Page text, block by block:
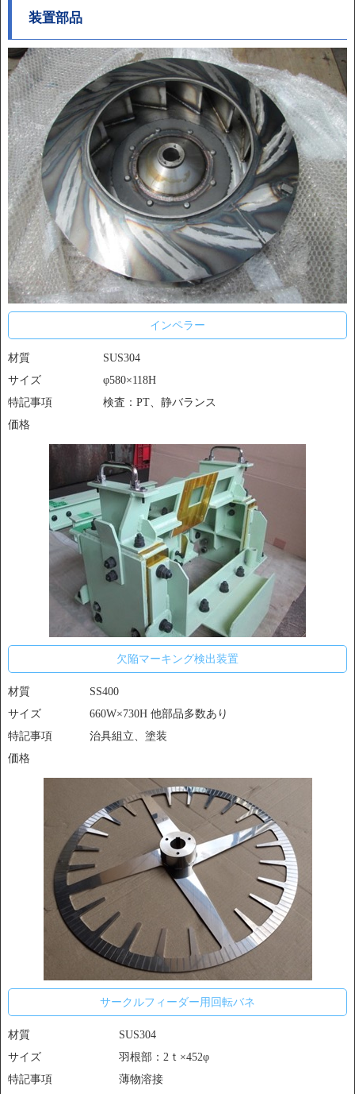
装置部品
インペラー
材質
SUS304
サイズ
φ580×118H
特記事項
検査：PT、静バランス
価格
欠陥マーキング検出装置
材質
SS400
サイズ
660W×730H 他部品多数あり
特記事項
治具組立、塗装
価格
サークルフィーダー用回転バネ
材質
SUS304
サイズ
羽根部：2ｔ×452φ
特記事項
薄物溶接